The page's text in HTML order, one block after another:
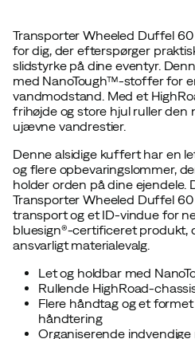
Transporter Wheeled Duffel
for dig, der efterspørger
slidstyrke på dine eventyr.
med NanoTough™-stoffer for
vandmodstand. Med et
frihøjde og store hjul ruller den
ujævne vandrestier.
Denne alsidige kuffert har en
og flere opbevaringslommer,
holder orden på dine ejendele.
Transporter Wheeled Duffel
transport og et ID-vindue for
bluesign®-certificeret produkt,
ansvarligt materialevalg.
Let og holdbar med
Rullende HighRoad-
Flere håndtag og et
håndtering
Organiserende